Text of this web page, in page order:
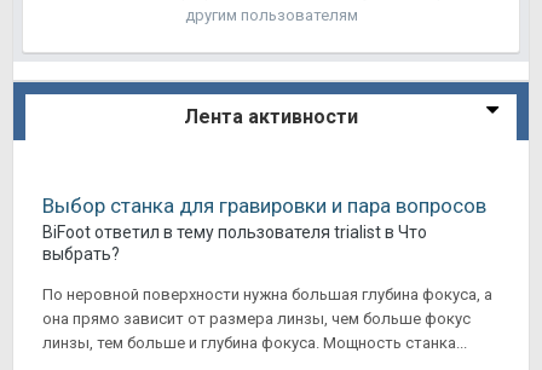
другим пользователям
Лента активности
Выбор станка для гравировки и пара вопросов
BiFootответил в тему пользователя trialistв Что
выбрать?
По неровной поверхности нужна большая глубина фокуса, а
она прямо зависит от размера линзы, чем больше фокус
линзы, тем больше и глубина фокуса. Мощность станка...